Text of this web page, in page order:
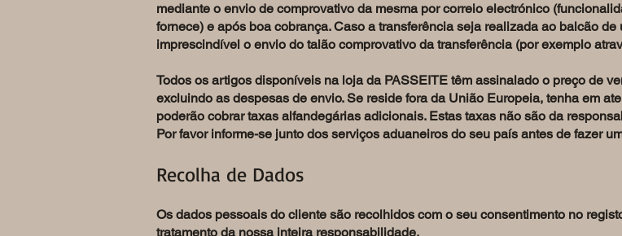
mediante o envio de comprovativo da mesma por correio electrónico
fornece) e após boa cobrança. Caso a transferência seja realizada ao balcão
imprescindível o envio do talão comprovativo da transferência (por exemplo
Todos os artigos disponíveis na loja da PASSEITE têm assinalado o preço de
excluindo as despesas de envio. Se reside fora da União Europeia, tenha em
poderão cobrar taxas alfandegárias adicionais. Estas taxas não são da
Por favor informe-se junto dos serviços aduaneiros do seu país antes de fazer
Recolha de Dados
Os dados pessoais do cliente são recolhidos com o seu consentimento no
tratamento da nossa inteira responsabilidade.